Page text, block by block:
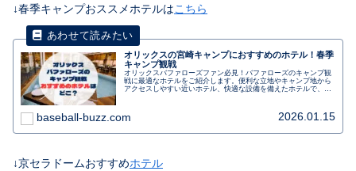
↓春季キャンプおススメホテルはこちら
オリックスの宮崎キャンプにおすすめのホテル！春季
キャンプ観戦
オリックスバファローズファン必見！バファローズのキャンプ観
戦に最適なホテルをご紹介します。便利な立地やキャンプ地から
アクセスしやすい近いホテル、快適な設備を備えたホテルで、応
ングや駐車場の利用も可能です。キャンプ観戦を充実させるため
のおすすめホテルです。
baseball-buzz.com 2026.01.15
↓京セラドームおすすめホテル